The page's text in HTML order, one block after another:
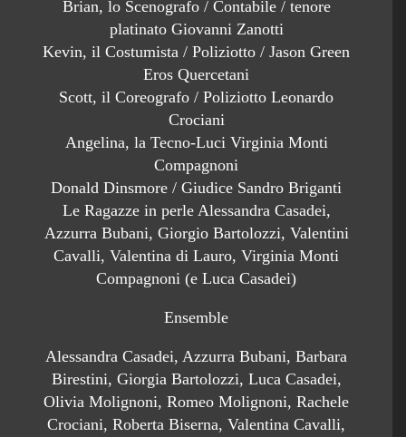
Brian, lo Scenografo / Contabile / tenore
platinato Giovanni Zanotti
Kevin, il Costumista / Poliziotto / Jason Green
Eros Quercetani
Scott, il Coreografo / Poliziotto Leonardo
Crociani
Angelina, la Tecno-Luci Virginia Monti
Compagnoni
Donald Dinsmore / Giudice Sandro Briganti
Le Ragazze in perle Alessandra Casadei,
Azzurra Bubani, Giorgio Bartolozzi, Valentini
Cavalli, Valentina di Lauro, Virginia Monti
Compagnoni (e Luca Casadei)
Ensemble
Alessandra Casadei, Azzurra Bubani, Barbara
Birestini, Giorgia Bartolozzi, Luca Casadei,
Olivia Molignoni, Romeo Molignoni, Rachele
Crociani, Roberta Biserna, Valentina Cavalli,